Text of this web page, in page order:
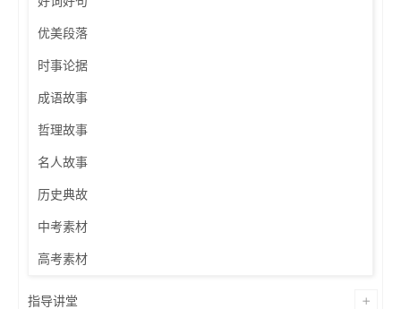
优美段落
时事论据
成语故事
哲理故事
名人故事
历史典故
中考素材
高考素材
指导讲堂